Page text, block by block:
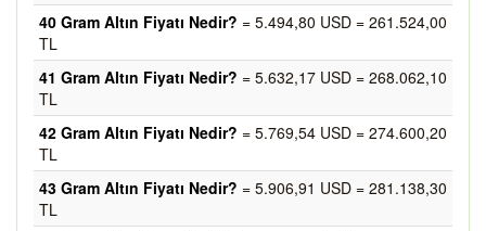
40 Gram Altın Fiyatı Nedir? = 5.494,80 USD = 261.524,00
TL
41 Gram Altın Fiyatı Nedir? = 5.632,17 USD = 268.062,10
TL
42 Gram Altın Fiyatı Nedir? = 5.769,54 USD = 274.600,20
TL
43 Gram Altın Fiyatı Nedir? = 5.906,91 USD = 281.138,30
TL